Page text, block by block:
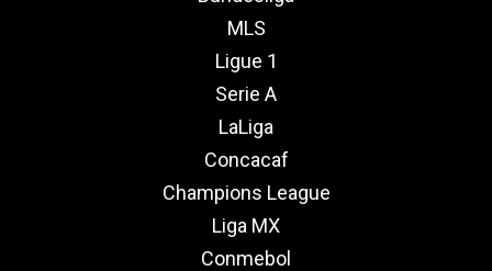
MLS
Ligue 1
Serie A
LaLiga
Concacaf
Champions League
Liga MX
Conmebol